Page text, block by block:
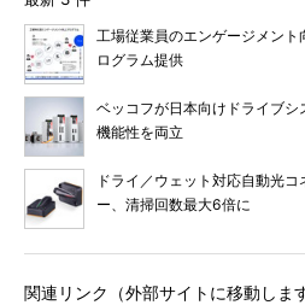
工場従業員のエンゲージメント
ログラム提供
ベッコフが日本向けドライブシ
機能性を両立
ドライ／ウェット対応自動光
ー、清掃回数最大6倍に
関連リンク（外部サイトに移動します